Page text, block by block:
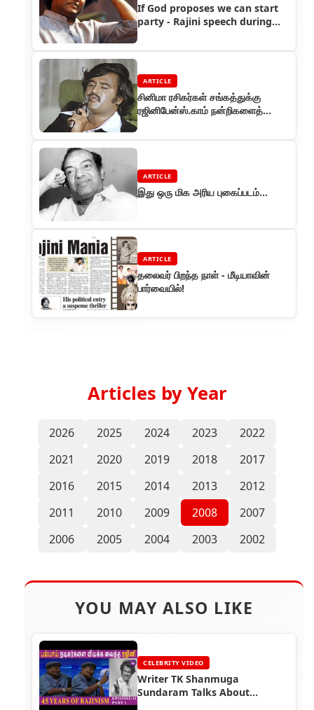
If God proposes we can start
party - Rajini speech during
ARTICLE
சினிமா ரசிகர்கள் சங்கத்துக்கு
ரஜினிபேன்ஸ்.காம் நன்றிகளைத்
ARTICLE
இது ஒரு மிக அரிய புகைப்படம்...
ARTICLE
தலைவர் பிறந்த நாள் - மீடியாவின்
பார்வையில்!
Articles by Year
2026 2025 2024 2023
2022
2021
2020 2019 2018
2017
2016
2015 2014 2013
2012
2011
2010 2009 2008
2007
2006
2005 2004 2003 2002
YOU MAY ALSO LIKE
CELEBRITY VIDEO
Writer TK Shanmuga
Sundaram Talks About